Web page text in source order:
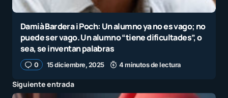
Damià Bardera i Poch: Un alumno ya no es vago; no
puede ser vago. Un alumno “tiene dificultades”, o
sea, se inventan palabras
0 15 diciembre, 2025 4 minutos de lectura
Siguiente entrada